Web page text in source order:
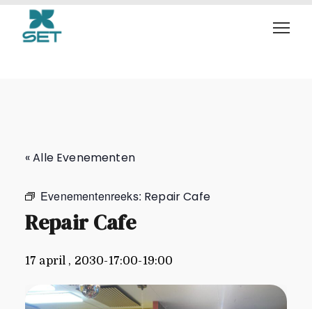
Repair Cafe
« Alle Evenementen
Evenementenreeks: Repair Cafe
Repair Cafe
17 april , 2030-17:00-19:00